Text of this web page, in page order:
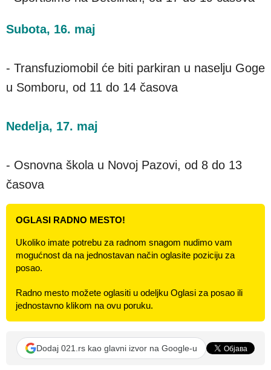
Subota, 16. maj
- Transfuziomobil će biti parkiran u naselju Goge
u Somboru, od 11 do 14 časova
Nedelja, 17. maj
- Osnovna škola u Novoj Pazovi, od 8 do 13
časova
OGLASI RADNO MESTO!
Ukoliko imate potrebu za radnom snagom nudimo vam
mogućnost da na jednostavan način oglasite poziciju za
posao.
Radno mesto možete oglasiti u odeljku Oglasi za posao ili
jednostavno klikom na ovu poruku.
Dodaj 021.rs kao glavni izvor na Google-u